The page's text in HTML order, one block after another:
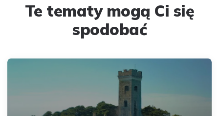
Te tematy mogą Ci się
spodobać